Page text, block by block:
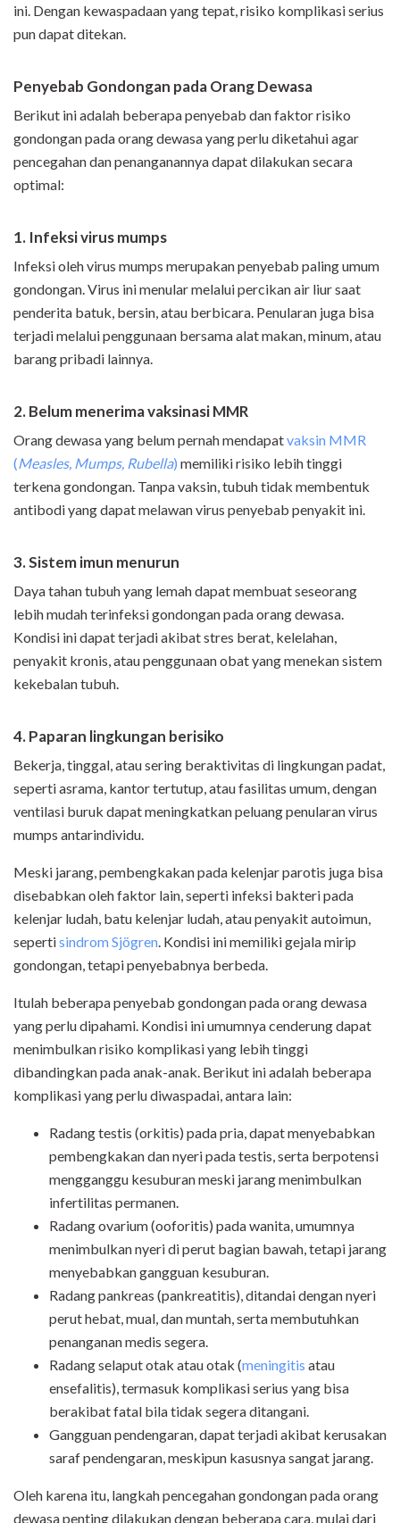
ini. Dengan kewaspadaan yang tepat, risiko komplikasi serius
pun dapat ditekan.
Penyebab Gondongan pada Orang Dewasa
Berikut ini adalah beberapa penyebab dan faktor risiko
gondongan pada orang dewasa yang perlu diketahui agar
pencegahan dan penanganannya dapat dilakukan secara
optimal:
1. Infeksi virus mumps
Infeksi oleh virus mumps merupakan penyebab paling umum
gondongan. Virus ini menular melalui percikan air liur saat
penderita batuk, bersin, atau berbicara. Penularan juga bisa
terjadi melalui penggunaan bersama alat makan, minum, atau
barang pribadi lainnya.
2. Belum menerima vaksinasi MMR
Orang dewasa yang belum pernah mendapatvaksin MMR
(Measles, Mumps, Rubella) memiliki risiko lebih tinggi
terkena gondongan. Tanpa vaksin, tubuh tidak membentuk
antibodi yang dapat melawan virus penyebab penyakit ini.
3. Sistem imun menurun
Daya tahan tubuh yang lemah dapat membuat seseorang
lebih mudah terinfeksi gondongan pada orang dewasa.
Kondisi ini dapat terjadi akibat stres berat, kelelahan,
penyakit kronis, atau penggunaan obat yang menekan sistem
kekebalan tubuh.
4. Paparan lingkungan berisiko
Bekerja, tinggal, atau sering beraktivitas di lingkungan padat,
seperti asrama, kantor tertutup, atau fasilitas umum, dengan
ventilasi buruk dapat meningkatkan peluang penularan virus
mumps antarindividu.
Meski jarang, pembengkakan pada kelenjar parotis juga bisa
disebabkan oleh faktor lain, seperti infeksi bakteri pada
kelenjar ludah, batu kelenjar ludah, atau penyakit autoimun,
sepertisindrom Sjögren . Kondisi ini memiliki gejala mirip
gondongan, tetapi penyebabnya berbeda.
Itulah beberapa penyebab gondongan pada orang dewasa
yang perlu dipahami. Kondisi ini umumnya cenderung dapat
menimbulkan risiko komplikasi yang lebih tinggi
dibandingkan pada anak-anak. Berikut ini adalah beberapa
komplikasi yang perlu diwaspadai, antara lain:
Radang testis (orkitis) pada pria, dapat menyebabkan
pembengkakan dan nyeri pada testis, serta berpotensi
mengganggu kesuburan meski jarang menimbulkan
infertilitas permanen.
Radang ovarium (ooforitis) pada wanita, umumnya
menimbulkan nyeri di perut bagian bawah, tetapi jarang
menyebabkan gangguan kesuburan.
Radang pankreas (pankreatitis), ditandai dengan nyeri
perut hebat, mual, dan muntah, serta membutuhkan
penanganan medis segera.
Radang selaput otak atau otak (meningitis atau
ensefalitis), termasuk komplikasi serius yang bisa
berakibat fatal bila tidak segera ditangani.
Gangguan pendengaran, dapat terjadi akibat kerusakan
saraf pendengaran, meskipun kasusnya sangat jarang.
Oleh karena itu, langkah pencegahan gondongan pada orang
dewasa penting dilakukan dengan beberapa cara, mulai dari